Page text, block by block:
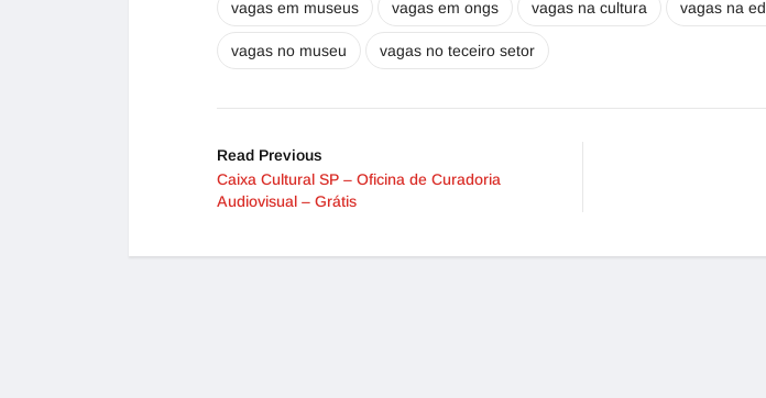
vagas em museus vagas em ongs vagas na cultura vagas na
vagas no museu vagas no teceiro setor
Read Previous
Caixa Cultural SP – Oficina de Curadoria
Audiovisual – Grátis